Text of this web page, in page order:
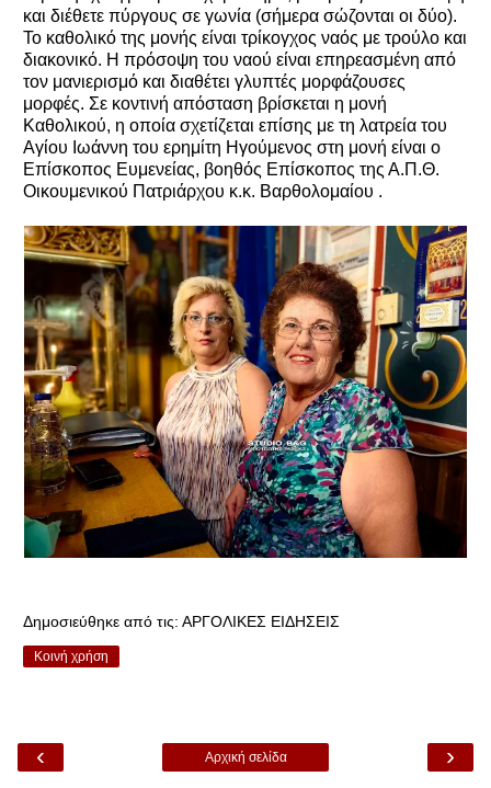
και διέθετε πύργους σε γωνία (σήμερα σώζονται οι δύο).
Το καθολικό της μονής είναι τρίκογχος ναός με τρούλο και
διακονικό. Η πρόσοψη του ναού είναι επηρεασμένη από
τον μανιερισμό και διαθέτει γλυπτές μορφάζουσες
μορφές. Σε κοντινή απόσταση βρίσκεται η μονή
Καθολικού, η οποία σχετίζεται επίσης με τη λατρεία του
Αγίου Ιωάννη του ερημίτη Ηγούμενος στη μονή είναι ο
Επίσκοπος Ευμενείας, βοηθός Επίσκοπος της Α.Π.Θ.
Οικουμενικού Πατριάρχου κ.κ. Βαρθολομαίου .
Δημοσιεύθηκε από τις: ΑΡΓΟΛΙΚΕΣ ΕΙΔΗΣΕΙΣ
Κοινή χρήση
‹ ›
Αρχική σελίδα